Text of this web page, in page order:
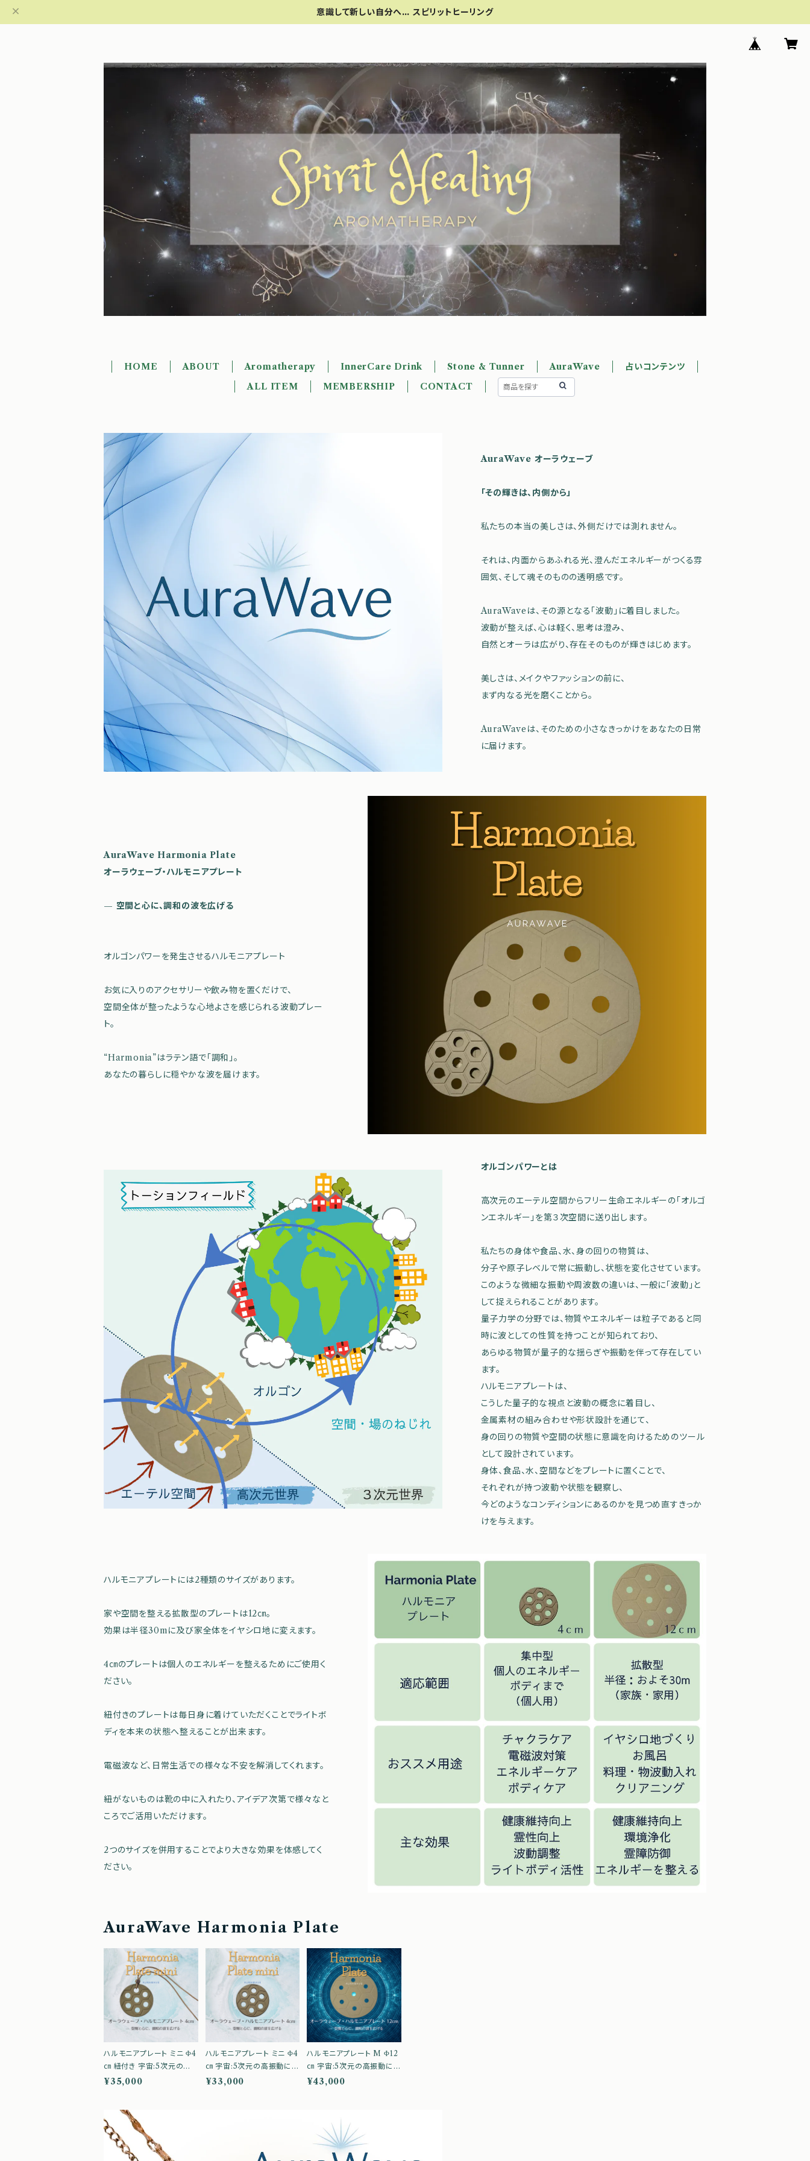
意識して新しい自分へ… スピリットヒーリング
HOME ABOUT Aromatherapy InnerCare Drink Stone & Tunner AuraWave
占いコンテンツ
ALL ITEM
MEMBERSHIP CONTACT
AuraWave オーラウェーブ
「その輝きは、内側から」
私たちの本当の美しさは、外側だけでは測れません。
それは、内面からあふれる光、澄んだエネルギーがつくる雰
囲気、そして魂そのものの透明感です。
AuraWaveは、その源となる「波動」に着目しました。
波動が整えば、心は軽く、思考は澄み、
自然とオーラは広がり、存在そのものが輝きはじめます。
美しさは、メイクやファッションの前に、
まず内なる光を磨くことから。
AuraWaveは、そのための小さなきっかけをあなたの日常
に届けます。
AuraWave Harmonia Plate
オーラウェーブ・ハルモニアプレート
— 空間と心に、調和の波を広げる
オルゴンパワーを発生させるハルモニアプレート
お気に入りのアクセサリーや飲み物を置くだけで、
空間全体が整ったような心地よさを感じられる波動プレー
ト。
“Harmonia”はラテン語で「調和」。
あなたの暮らしに穏やかな波を届けます。
オルゴンパワーとは
高次元のエーテル空間からフリー生命エネルギーの「オルゴ
ンエネルギー」を第３次空間に送り出します。
私たちの身体や食品、水、身の回りの物質は、
分子や原子レベルで常に振動し、状態を変化させています。
このような微細な振動や周波数の違いは、一般に「波動」と
して捉えられることがあります。
量子力学の分野では、物質やエネルギーは粒子であると同
時に波としての性質を持つことが知られており、
あらゆる物質が量子的な揺らぎや振動を伴って存在してい
ます。
ハルモニアプレートは、
こうした量子的な視点と波動の概念に着目し、
金属素材の組み合わせや形状設計を通じて、
身の回りの物質や空間の状態に意識を向けるためのツール
として設計されています。
身体、食品、水、空間などをプレートに置くことで、
それぞれが持つ波動や状態を観察し、
今どのようなコンディションにあるのかを見つめ直すきっか
けを与えます。
ハルモニアプレートには2種類のサイズがあります。
家や空間を整える拡散型のプレートは12㎝。
効果は半径30mに及び家全体をイヤシロ地に変えます。
4㎝のプレートは個人のエネルギーを整えるためにご使用く
ださい。
紐付きのプレートは毎日身に着けていただくことでライトボ
ディを本来の状態へ整えることが出来ます。
電磁波など、日常生活での様々な不安を解消してくれます。
紐がないものは靴の中に入れたり、アイデア次第で様々なと
ころでご活用いただけます。
2つのサイズを併用することでより大きな効果を体感してく
ださい。
AuraWave Harmonia Plate
ハルモニアプレート ミニ Φ4
㎝ 紐付き 宇宙:5次元の高
振動による究極のエネルギ
ヤコン
¥35,000
ハルモニアプレート ミニ Φ4
㎝ 宇宙:5次元の高振動によ
る究極のエネルギーケアア
¥33,000
ハルモニアプレート M Φ12
㎝ 宇宙:5次元の高振動によ
る究極のエネルギーケアア
¥43,000